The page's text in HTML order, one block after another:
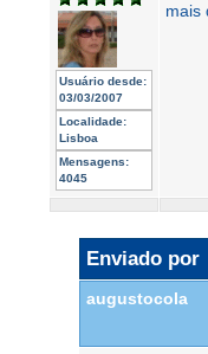
Usuário desde:
03/03/2007
Localidade:
Lisboa
Mensagens:
4045
mais
Enviado por
augustocola